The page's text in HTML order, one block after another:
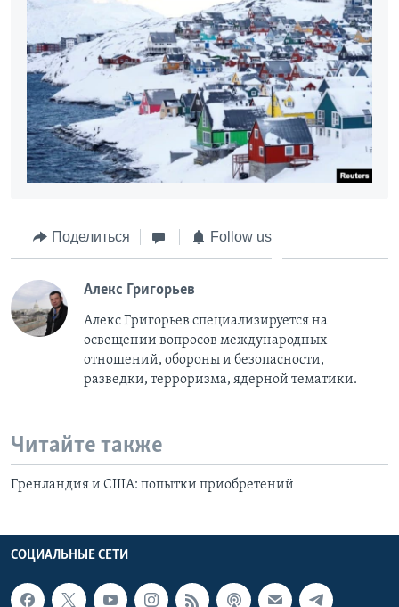
Поделиться Follow us
Алекс Григорьев
Алекс Григорьев специализируется на
освещении вопросов международных
отношений, обороны и безопасности,
разведки, терроризма, ядерной тематики.
Читайте также
Гренландия и США: попытки приобретений
СОЦИАЛЬНЫЕ СЕТИ